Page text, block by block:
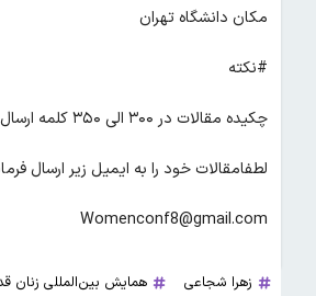
مکان دانشگاه تهران
#نکته
چکیده مقالات در ۳۰۰ الی ۳۵۰ کلمه ارسال شود. چکیده باید شامل مقدمه،روش،یافته‌ها و نتیجه همراه با ۵ تا ۷ واژه‌ی اصلی باشد‌.
لطفامقالات خود را به ایمیل زیر ارسال
Womenconf8@gmail.com
زهرا شجاعی همایش بین‌المللی زنان